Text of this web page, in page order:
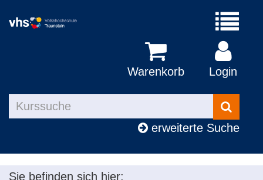
Menü
Warenkorb Login
Kurse
suchen
erweiterte Suche
Sie befinden sich hier: